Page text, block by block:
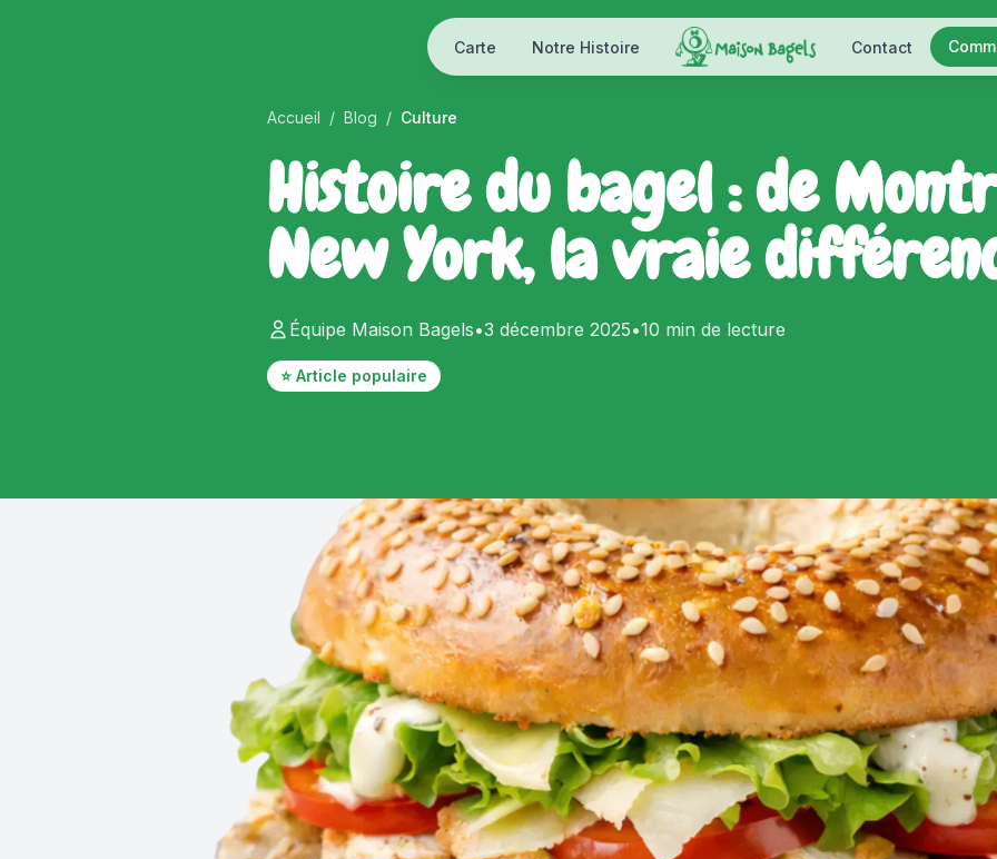
Carte Notre Histoire Contact
Accueil / Blog / Culture
Histoire du bagel : de
New York, la vraie
Équipe Maison Bagels•3 décembre 2025•10 min de lecture
⭐ Article populaire